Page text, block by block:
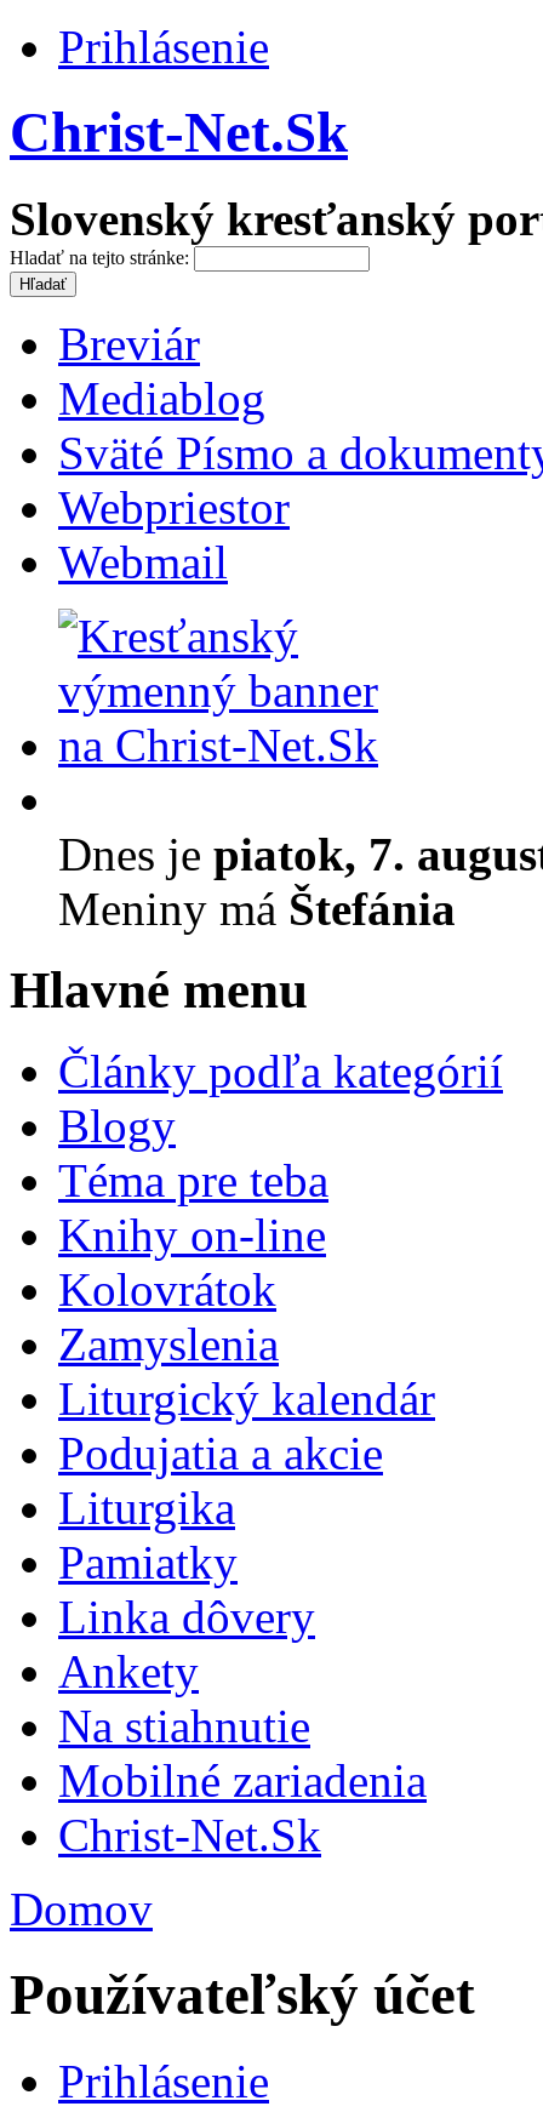
Prihlásenie
Christ-Net.Sk
Slovenský kresťanský
Hladať na tejto stránke:
Breviár
Mediablog
Sväté Písmo a
Webpriestor
Webmail
Dnes je piatok, 7.
Meniny má Štefánia
Hlavné menu
Články podľa kategórií
Blogy
Téma pre teba
Knihy on-line
Kolovrátok
Zamyslenia
Liturgický kalendár
Podujatia a akcie
Liturgika
Pamiatky
Linka dôvery
Ankety
Na stiahnutie
Mobilné zariadenia
Christ-Net.Sk
Domov
Používateľský účet
Prihlásenie